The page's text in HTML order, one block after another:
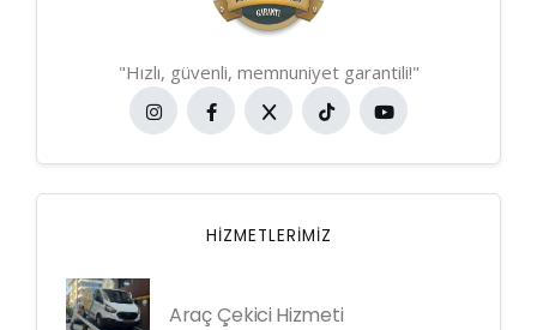
"Hızlı, güvenli, memnuniyet garantili!"
HIZMETLERIMIZ
Araç Çekici Hizmeti